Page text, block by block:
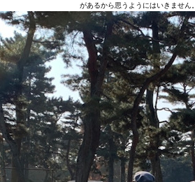
があるから思うようにはいきません。